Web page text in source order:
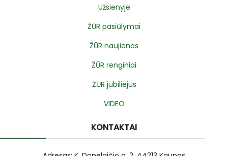
Užsienyje
ŽŪR pasiūlymai
ŽŪR naujienos
ŽŪR renginiai
ŽŪR jubiliejus
VIDEO
KONTAKTAI